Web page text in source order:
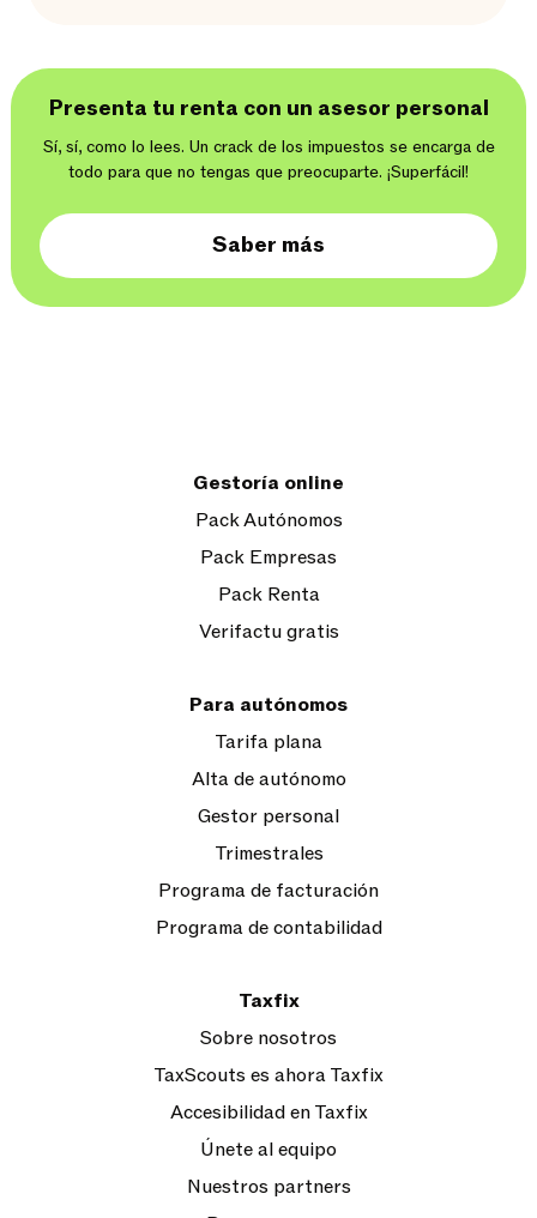
Presenta tu renta con un asesor personal
Sí, sí, como lo lees. Un crack de los impuestos se encarga de
todo para que no tengas que preocuparte. ¡Superfácil!
Saber más
Gestoría online
Pack Autónomos
Pack Empresas
Pack Renta
Verifactu gratis
Para autónomos
Tarifa plana
Alta de autónomo
Gestor personal
Trimestrales
Programa de facturación
Programa de contabilidad
Taxfix
Sobre nosotros
TaxScouts es ahora Taxfix
Accesibilidad en Taxfix
Únete al equipo
Nuestros partners